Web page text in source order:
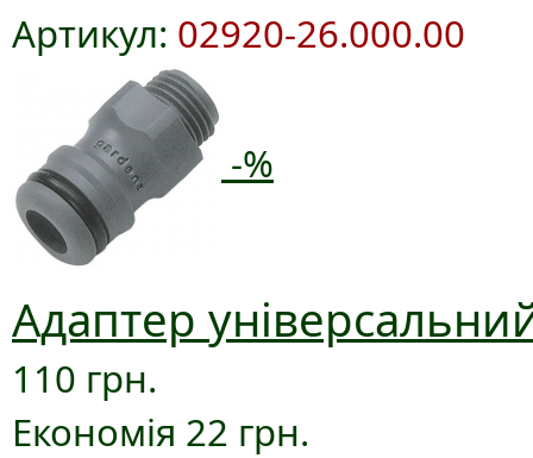
Артикул: 02920-26.000.00
-%
Адаптер
110 грн.
Економія 22 грн.